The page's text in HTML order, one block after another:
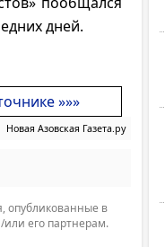
дней.
»»»
Новая Азовская Газета.ру
опубликованные в
его партнерам.